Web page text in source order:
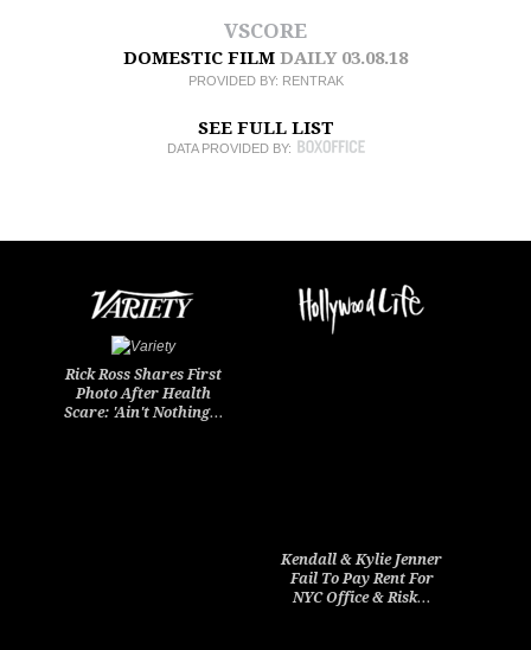
VSCORE
DOMESTIC FILM DAILY 03.08.18
PROVIDED BY: RENTRAK
SEE FULL LIST
DATA PROVIDED BY:
Rick Ross Shares First
Photo After Health
Scare: 'Ain't Nothing…
Kendall & Kylie Jenner
Fail To Pay Rent For
NYC Office & Risk…